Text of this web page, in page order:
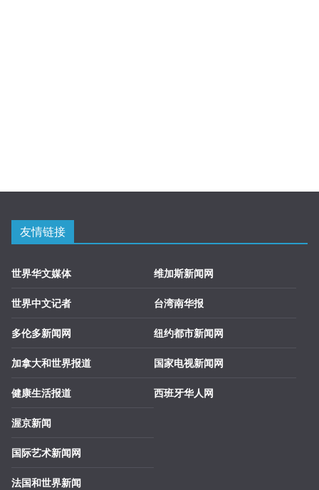
友情链接
世界华文媒体
世界中文记者
多伦多新闻网
加拿大和世界报道
健康生活报道
渥京新闻
国际艺术新闻网
法国和世界新闻
维加斯新闻网
台湾南华报
纽约都市新闻网
国家电视新闻网
西班牙华人网